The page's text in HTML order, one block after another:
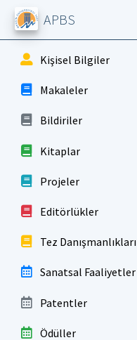
APBS
Kişisel Bilgiler
Makaleler
Bildiriler
Kitaplar
Projeler
Editörlükler
Tez Danışmanlıkları
Sanatsal Faaliyetler
Patentler
Ödüller